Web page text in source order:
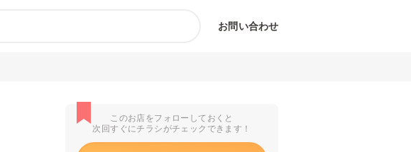
お問い合わせ
このお店をフォローしておくと
次回すぐにチラシがチェックできます！